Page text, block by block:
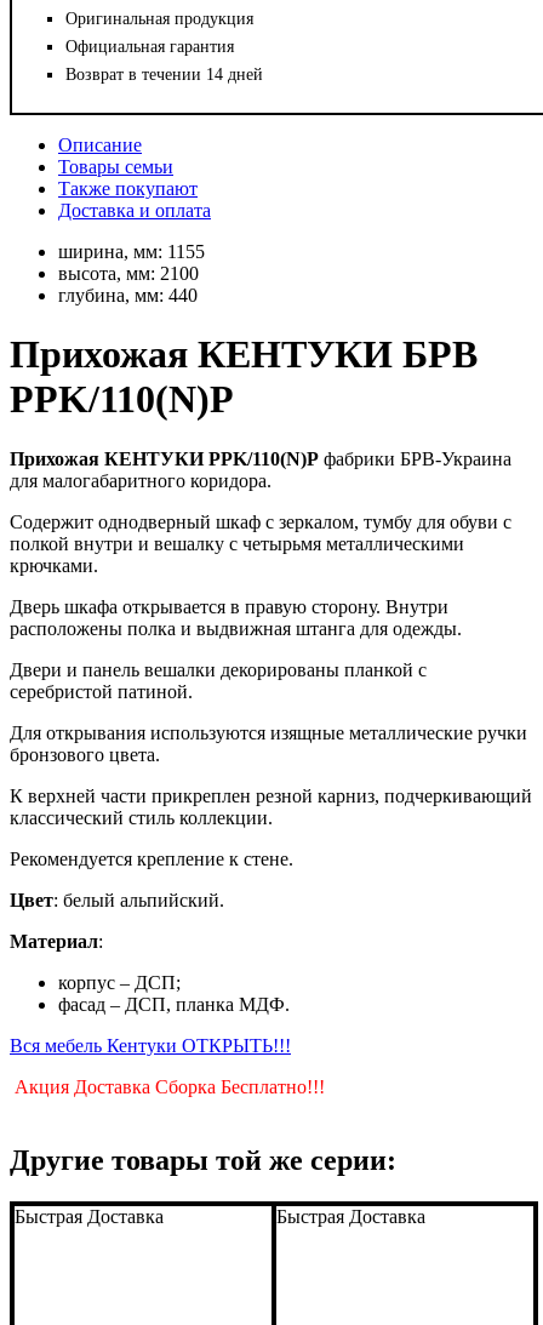
Оригинальная продукция
Официальная гарантия
Возврат в течении 14 дней
Описание
Товары семьи
Также покупают
Доставка и оплата
ширина, мм: 1155
высота, мм: 2100
глубина, мм: 440
Прихожая КЕНТУКИ БРВ
PPK/110(N)P
Прихожая КЕНТУКИ PPK/110(N)P фабрики БРВ-Украина
для малогабаритного коридора.
Содержит однодверный шкаф с зеркалом, тумбу для обуви с
полкой внутри и вешалку с четырьмя металлическими
крючками.
Дверь шкафа открывается в правую сторону. Внутри
расположены полка и выдвижная штанга для одежды.
Двери и панель вешалки декорированы планкой с
серебристой патиной.
Для открывания используются изящные металлические ручки
бронзового цвета.
К верхней части прикреплен резной карниз, подчеркивающий
классический стиль коллекции.
Рекомендуется крепление к стене.
Цвет: белый альпийский.
Материал:
корпус – ДСП;
фасад – ДСП, планка МДФ.
Вся мебель Кентуки ОТКРЫТЬ!!!
Акция Доставка Сборка Бесплатно!!!
Другие товары той же серии:
Быстрая Доставка Быстрая Доставка